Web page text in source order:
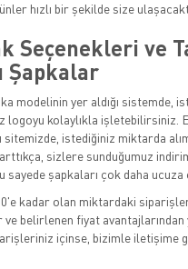
hızlı bir şekilde size
Seçenekleri ve
Şapkalar
modelinin yer aldığı sistemde,
logoyu kolaylıkla işletebilirsiniz.
sitemizde, istediğiniz miktarda
sizlere sunduğumuz
sayede şapkaları çok daha ucuza
kadar olan miktardaki
belirlenen fiyat
içinse, bizimle iletişime